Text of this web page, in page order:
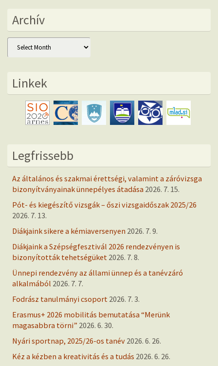
Archív
Archív
Linkek
Legfrissebb
Az általános és szakmai érettségi, valamint a záróvizsga
bizonyítványainak ünnepélyes átadása 2026. 7. 15.
Pót- és kiegészítő vizsgák – őszi vizsgaidőszak 2025/26
2026. 7. 13.
Diákjaink sikere a kémiaversenyen 2026. 7. 9.
Diákjaink a Szépségfesztivál 2026 rendezvényen is
bizonyították tehetségüket 2026. 7. 8.
Ünnepi rendezvény az állami ünnep és a tanévzáró
alkalmából 2026. 7. 7.
Fodrász tanulmányi csoport 2026. 7. 3.
Erasmus+ 2026 mobilitás bemutatása “Merünk
magasabbra törni” 2026. 6. 30.
Nyári sportnap, 2025/26-os tanév 2026. 6. 26.
Kéz a kézben a kreativitás és a tudás 2026. 6. 26.